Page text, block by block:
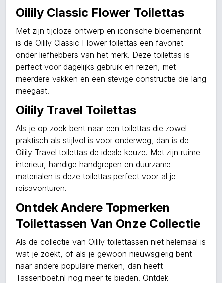
Oilily Classic Flower Toilettas
Met zijn tijdloze ontwerp en iconische bloemenprint
is de Oilily Classic Flower toilettas een favoriet
onder liefhebbers van het merk. Deze toilettas is
perfect voor dagelijks gebruik en reizen, met
meerdere vakken en een stevige constructie die lang
meegaat.
Oilily Travel Toilettas
Als je op zoek bent naar een toilettas die zowel
praktisch als stijlvol is voor onderweg, dan is de
Oilily Travel toilettas de ideale keuze. Met zijn ruime
interieur, handige handgrepen en duurzame
materialen is deze toilettas perfect voor al je
reisavonturen.
Ontdek Andere Topmerken
Toilettassen Van Onze Collectie
Als de collectie van Oilily toilettassen niet helemaal is
wat je zoekt, of als je gewoon nieuwsgierig bent
naar andere populaire merken, dan heeft
Tassenboef.nl nog meer te bieden. Ontdek